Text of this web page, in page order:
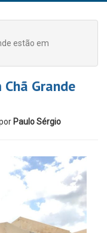
estão em
Grande
Paulo Sérgio